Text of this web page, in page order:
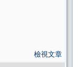
檢視文章